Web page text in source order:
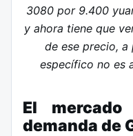
3080 por 9.400
y ahora tiene que
de ese precio, a
específico no es
El
demanda de